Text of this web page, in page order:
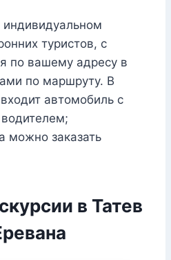
индивидуальном
туристов, с
по вашему адресу в
по маршруту. В
автомобиль с
можно заказать
в Татев